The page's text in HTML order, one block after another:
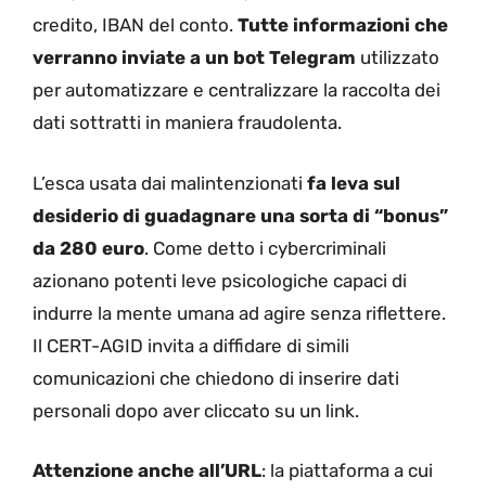
credito, IBAN del conto. Tutte informazioni che
verranno inviate a un bot Telegram utilizzato
per automatizzare e centralizzare la raccolta dei
dati sottratti in maniera fraudolenta.
L’esca usata dai malintenzionati fa leva sul
desiderio di guadagnare una sorta di “bonus”
da 280 euro. Come detto i cybercriminali
azionano potenti leve psicologiche capaci di
indurre la mente umana ad agire senza riflettere.
Il CERT-AGID invita a diffidare di simili
comunicazioni che chiedono di inserire dati
personali dopo aver cliccato su un link.
Attenzione anche all’URL: la piattaforma a cui